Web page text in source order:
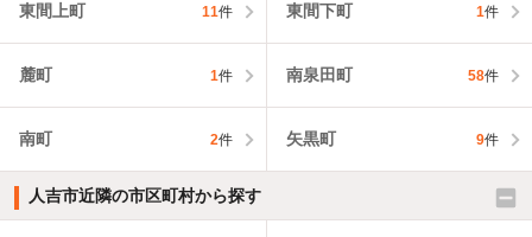
東間上町 11件 東間下町 1件
麓町 1件 南泉田町 58件
南町 2件 矢黒町 9件
人吉市近隣の市区町村から探す